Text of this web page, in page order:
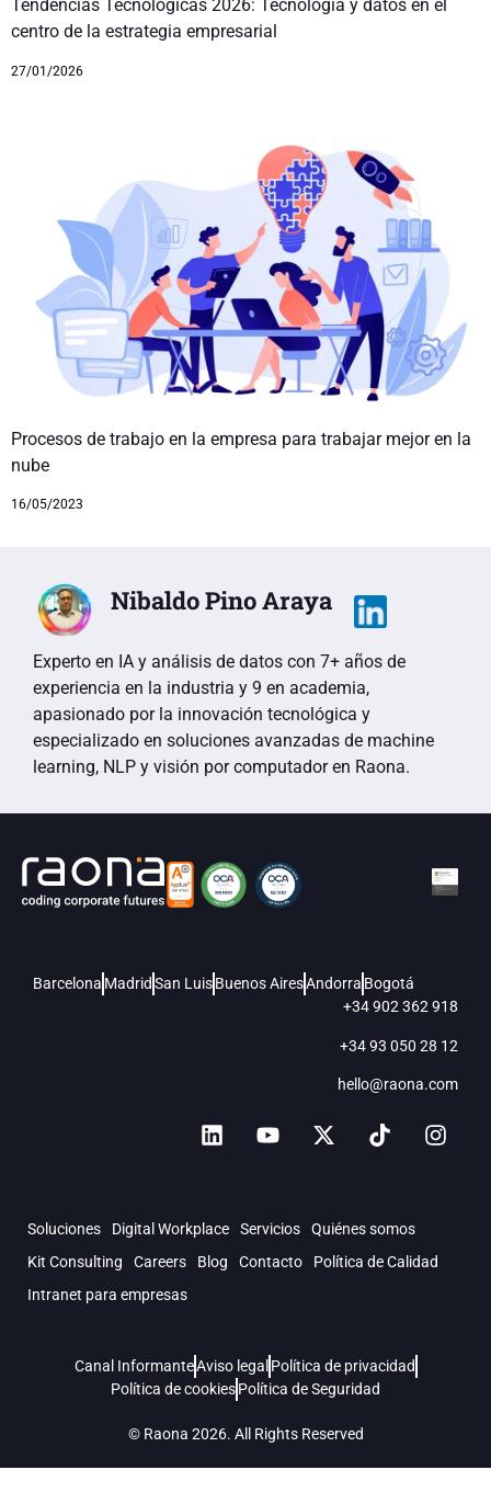
Tendencias Tecnológicas 2026: Tecnología y datos en el
centro de la estrategia empresarial
27/01/2026
Procesos de trabajo en la empresa para trabajar mejor en la
nube
16/05/2023
Nibaldo Pino Araya
Experto en IA y análisis de datos con 7+ años de
experiencia en la industria y 9 en academia,
apasionado por la innovación tecnológica y
especializado en soluciones avanzadas de machine
learning, NLP y visión por computador en Raona.
Barcelona MadridSan LuisBuenos AiresAndorra Bogotá
+34 902 362 918
+34 93 050 28 12
hello@raona.com
Soluciones Digital Workplace Servicios
Quiénes somos
Kit Consulting
Careers Blog Contacto
Política de Calidad
Intranet para empresas
© Raona 2026. All Rights Reserved
Canal InformanteAviso legal Política de privacidad
Política de cookiesPolítica de Seguridad